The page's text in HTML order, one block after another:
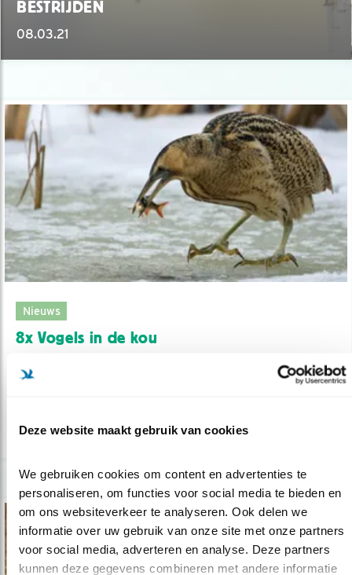
Deze website maakt gebruik van cookies
We gebruiken cookies om content en advertenties te
personaliseren, om functies voor social media te bieden en
om ons websiteverkeer te analyseren. Ook delen we
informatie over uw gebruik van onze site met onze partners
voor social media, adverteren en analyse. Deze partners
kunnen deze gegevens combineren met andere informatie
BESTRIJDEN
08.03.21
Nieuws
8x Vogels in de kou
Veel vogels zijn in de bittere kou op zichzelf
aangewezen. Een collage.
lees meer